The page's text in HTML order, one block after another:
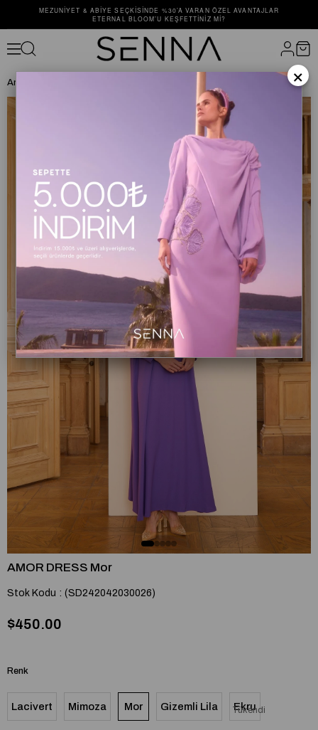
MEZUNIYET & ABIYE SEÇKISINDE %30’A VARAN ÖZEL AVANTAJLAR
ETERNAL BLOOM’U KEŞFETTINIZ MI?
Anasayfa
AMOR DRESS Mor
Stok Kodu (SD242042030026)
$450.00
Renk
Lacivert Mimoza Mor Gizemli Lila Tükendi
Ekru
×